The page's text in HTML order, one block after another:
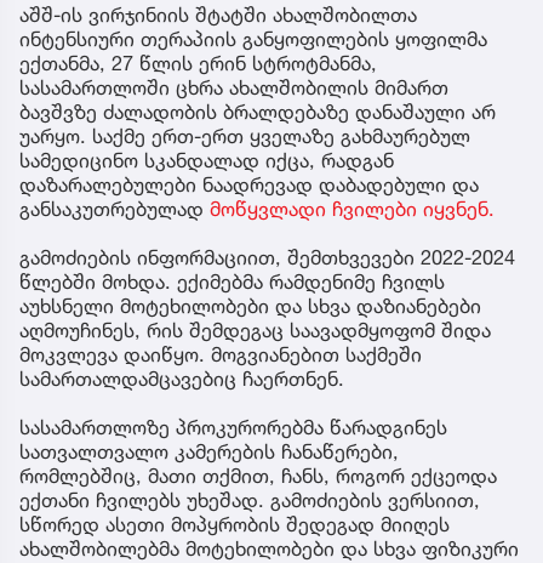
აშშ-ის ვირჯინიის შტატში ახალშობილთა
ინტენსიური თერაპიის განყოფილების ყოფილმა
ექთანმა, 27 წლის ერინ სტროტმანმა,
სასამართლოში ცხრა ახალშობილის მიმართ
ბავშვზე ძალადობის ბრალდებაზე დანაშაული არ
უარყო. საქმე ერთ-ერთ ყველაზე გახმაურებულ
სამედიცინო სკანდალად იქცა, რადგან
დაზარალებულები ნაადრევად დაბადებული და
განსაკუთრებულად მოწყვლადი ჩვილები იყვნენ.
გამოძიების ინფორმაციით, შემთხვევები 2022-2024
წლებში მოხდა. ექიმებმა რამდენიმე ჩვილს
აუხსნელი მოტეხილობები და სხვა დაზიანებები
აღმოუჩინეს, რის შემდეგაც საავადმყოფომ შიდა
მოკვლევა დაიწყო. მოგვიანებით საქმეში
სამართალდამცავებიც ჩაერთნენ.
სასამართლოზე პროკურორებმა წარადგინეს
სათვალთვალო კამერების ჩანაწერები,
რომლებშიც, მათი თქმით, ჩანს, როგორ ექცეოდა
ექთანი ჩვილებს უხეშად. გამოძიების ვერსიით,
სწორედ ასეთი მოპყრობის შედეგად მიიღეს
ახალშობილებმა მოტეხილობები და სხვა ფიზიკური